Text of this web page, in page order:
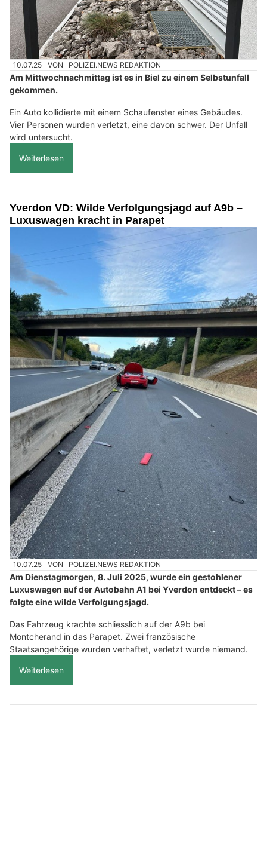
10.07.25 VON POLIZEI.NEWS REDAKTION
Am Mittwochnachmittag ist es in Biel zu einem Selbstunfall
gekommen.
Ein Auto kollidierte mit einem Schaufenster eines Gebäudes.
Vier Personen wurden verletzt, eine davon schwer. Der Unfall
wird untersucht.
Weiterlesen
Yverdon VD: Wilde Verfolgungsjagd auf A9b –
Luxuswagen kracht in Parapet
10.07.25 VON POLIZEI.NEWS REDAKTION
Am Dienstagmorgen, 8. Juli 2025, wurde ein gestohlener
Luxuswagen auf der Autobahn A1 bei Yverdon entdeckt – es
folgte eine wilde Verfolgungsjagd.
Das Fahrzeug krachte schliesslich auf der A9b bei
Montcherand in das Parapet. Zwei französische
Staatsangehörige wurden verhaftet, verletzt wurde niemand.
Weiterlesen